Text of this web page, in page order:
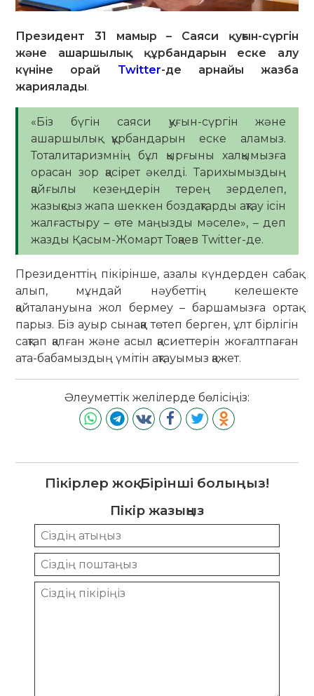
Президент 31 мамыр – Саяси қуғын-сүргін
және ашаршылық құрбандарын еске алу
күніне орай Twitter-де арнайы жазба
жариялады.
«Біз бүгін саяси қуғын-сүргін және
ашаршылық құрбандарын еске аламыз.
Тоталитаризмнің бұл қырғыны халқымызға
орасан зор қасірет әкелді. Тарихымыздың
қайғылы кезеңдерін терең зерделеп,
жазықсыз жапа шеккен боздақтарды ақтау ісін
жалғастыру – өте маңызды мәселе», – деп
жазды Қасым-Жомарт Тоқаев Twitter-де.
Президенттің пікірінше, азалы күндерден сабақ
алып, мұндай нәубеттің келешекте
қайталануына жол бермеу – баршамызға ортақ
парыз. Біз ауыр сынаққа төтеп берген, ұлт бірлігін
сақтап қалған және асыл қасиеттерін жоғалтпаған
ата-бабамыздың үмітін ақтауымыз қажет.
Әлеуметтік желілерде бөлісіңіз:
Пікірлер жоқ. Бірінші болыңыз!
Пікір жазыңыз